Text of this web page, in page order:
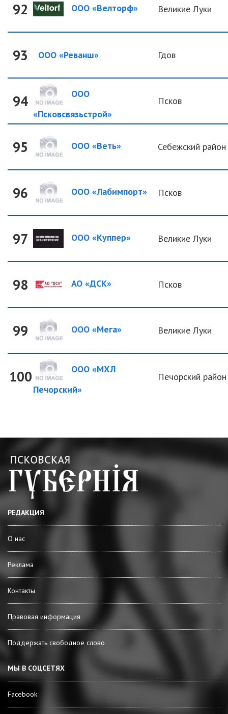
92 ООО «Велторф» Великие Луки
93 ООО «Реванш» Гдов
94
ООО
«Псковсвязьстрой»
Псков
95 ООО «Веть» Себежский район
96 ООО «Лабимпорт» Псков
97 ООО «Куппер» Великие Луки
98 АО «ДСК» Псков
99 ООО «Мега» Великие Луки
100
ООО «МХЛ
Печорский»
Печорский район
РЕДАКЦИЯ
О нас
Реклама
Контакты
Правовая информация
Поддержать свободное слово
МЫ В СОЦСЕТЯХ
Facebook